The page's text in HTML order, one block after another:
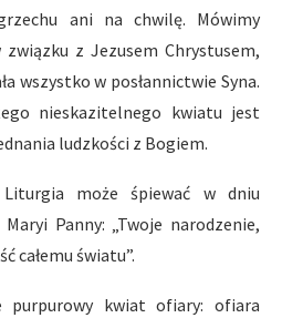
ani na chwilę. Mówimy
związku z Jezusem Chrystusem,
wszystko w posłannictwie Syna.
nieskazitelnego kwiatu jest
ludzkości z Bogiem.
może śpiewać w dniu
Panny: „Twoje narodzenie,
całemu światu”.
kwiat ofiary: ofiara